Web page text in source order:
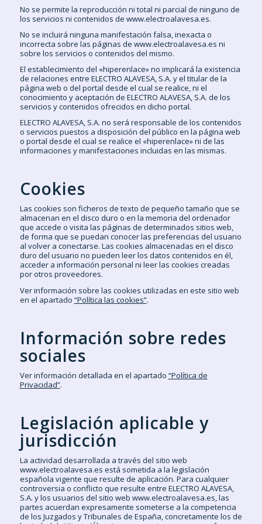
No se permite la reproducción ni total ni parcial de ninguno de
los servicios ni contenidos de www.electroalavesa.es.
No se incluirá ninguna manifestación falsa, inexacta o
incorrecta sobre las páginas de www.electroalavesa.es ni
sobre los servicios o contenidos del mismo.
El establecimiento del «hiperenlace» no implicará la existencia
de relaciones entre ELECTRO ALAVESA, S.A. y el titular de la
página web o del portal desde el cual se realice, ni el
conocimiento y aceptación de ELECTRO ALAVESA, S.A. de los
servicios y contenidos ofrecidos en dicho portal.
ELECTRO ALAVESA, S.A. no será responsable de los contenidos
o servicios puestos a disposición del público en la página web
o portal desde el cual se realice el «hiperenlace» ni de las
informaciones y manifestaciones incluidas en las mismas.
Cookies
Las cookies son ficheros de texto de pequeño tamaño que se
almacenan en el disco duro o en la memoria del ordenador
que accede o visita las páginas de determinados sitios web,
de forma que se puedan conocer las preferencias del usuario
al volver a conectarse. Las cookies almacenadas en el disco
duro del usuario no pueden leer los datos contenidos en él,
acceder a información personal ni leer las cookies creadas
por otros proveedores.
Ver información sobre las cookies utilizadas en este sitio web
en el apartado “Política las cookies”.
Información sobre redes
sociales
Ver información detallada en el apartado “Política de
Privacidad”.
Legislación aplicable y
jurisdicción
La actividad desarrollada a través del sitio web
www.electroalavesa.es está sometida a la legislación
española vigente que resulte de aplicación. Para cualquier
controversia o conflicto que resulte entre ELECTRO ALAVESA,
S.A. y los usuarios del sitio web www.electroalavesa.es, las
partes acuerdan expresamente someterse a la competencia
de los Juzgados y Tribunales de España, concretamente los de